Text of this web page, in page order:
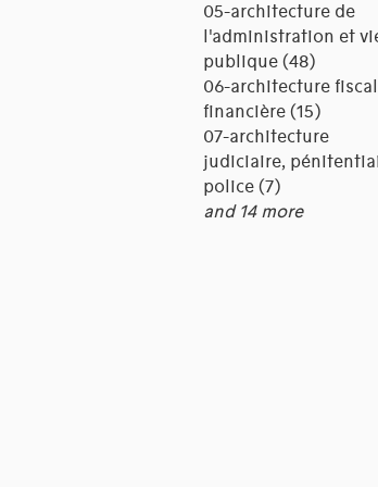
05-architecture de
l'administration et
publique (48)
06-architecture
financière (15)
07-architecture
judiciaire,
police (7)
and 14 more